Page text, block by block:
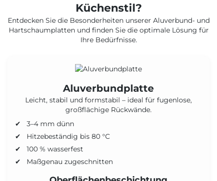
Küchenstil?
Entdecken Sie die Besonderheiten unserer Aluverbund- und
Hartschaumplatten und finden Sie die optimale Lösung für
Ihre Bedürfnisse.
Aluverbundplatte
Leicht, stabil und formstabil – ideal für fugenlose,
großflächige Rückwände.
3–4 mm dünn
Hitzebeständig bis 80 °C
100 % wasserfest
Maßgenau zugeschnitten